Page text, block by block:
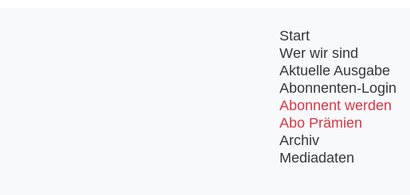
Start
Wer wir sind
Aktuelle Ausgabe
Abonnenten-Login
Abonnent werden
Abo Prämien
Archiv
Mediadaten